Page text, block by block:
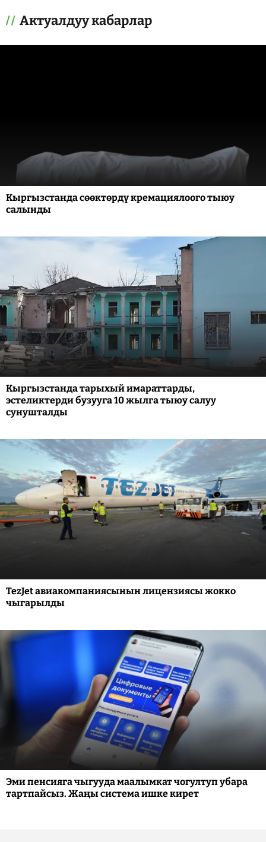
Актуалдуу кабарлар
Кыргызстанда сөөктөрдү кремациялоого тыюу
салынды
Кыргызстанда тарыхый имараттарды,
эстеликтерди бузууга 10 жылга тыюу салуу
сунушталды
TezJet авиакомпаниясынын лицензиясы жокко
чыгарылды
Эми пенсияга чыгууда маалымкат чогултуп убара
тартпайсыз. Жаңы система ишке кирет